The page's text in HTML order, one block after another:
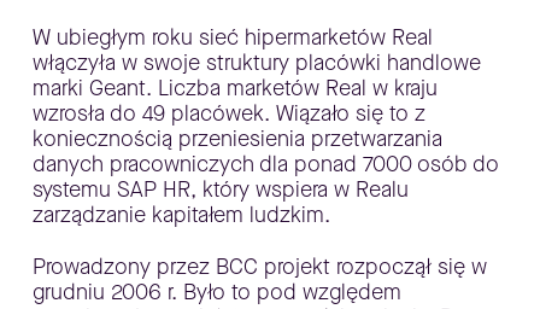
W ubiegłym roku sieć hipermarketów Real
włączyła w swoje struktury placówki handlowe
marki Geant. Liczba marketów Real w kraju
wzrosła do 49 placówek. Wiązało się to z
koniecznością przeniesienia przetwarzania
danych pracowniczych dla ponad 7000 osób do
systemu SAP HR, który wspiera w Realu
zarządzanie kapitałem ludzkim.
Prowadzony przez BCC projekt rozpoczął się w
grudniu 2006 r. Było to pod względem